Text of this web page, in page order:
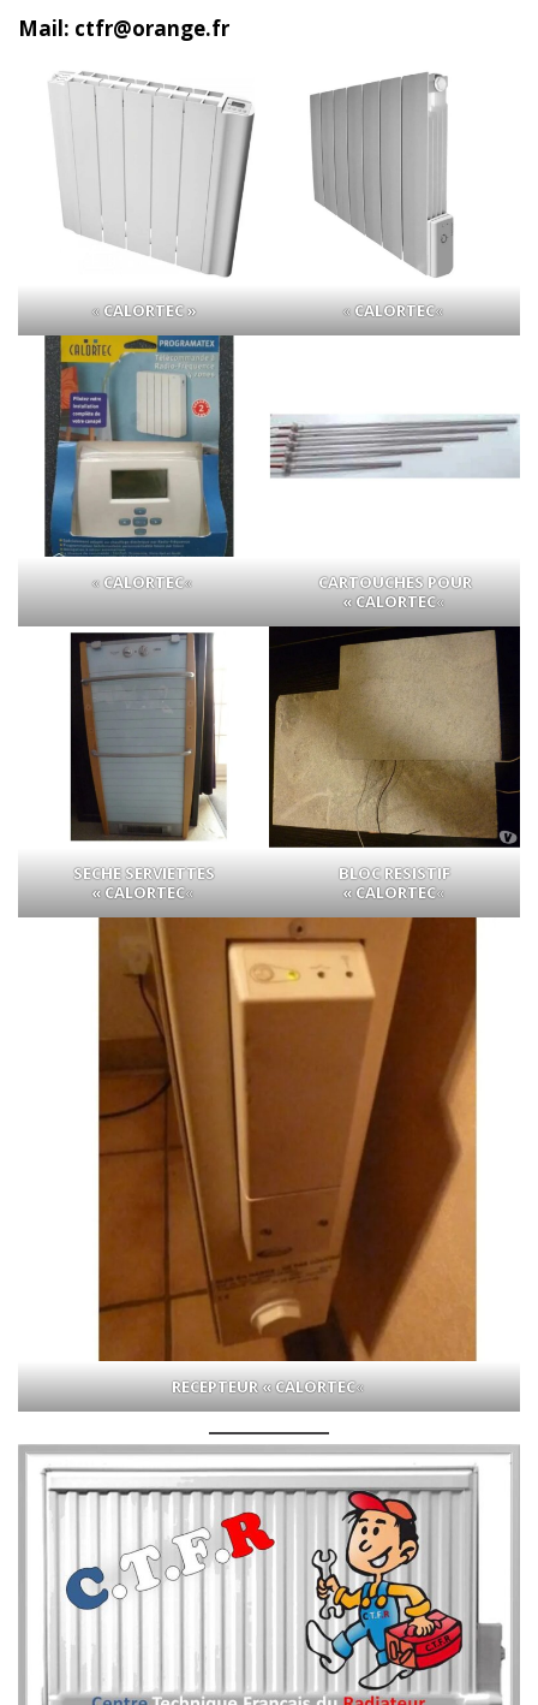
Mail: ctfr@orange.fr
«CALORTEC » «CALORTEC«
«CALORTEC«
CARTOUCHES POUR
« CALORTEC«
SECHE SERVIETTES
« CALORTEC«
BLOC RESISTIF
« CALORTEC«
RECEPTEUR « CALORTEC«